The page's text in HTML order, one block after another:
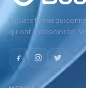
La plateforme qui
qui ont un besoin réel.